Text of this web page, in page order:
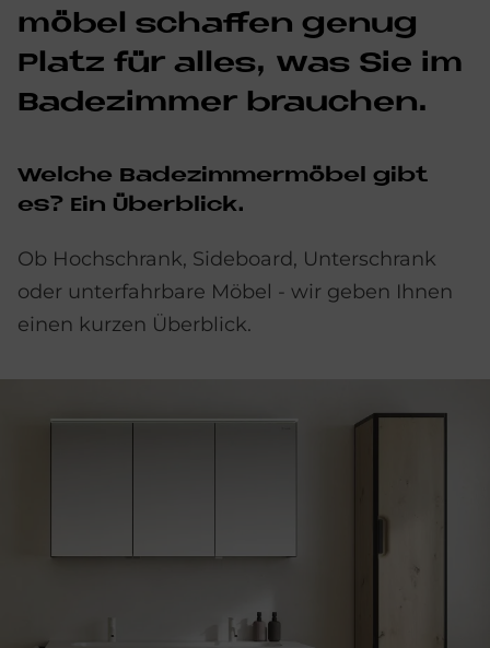
mö­bel schaf­fen ge­n­ug
Pla­tz für al­les, was Sie im
Ba­de­zim­mer brau­chen.
Wel­che Ba­de­zim­mer­mö­bel gibt
es? Ein Über­bli­ck.
Ob Hochschrank, Sideboard, Unterschrank
oder unterfahrbare Möbel - wir geben Ihnen
einen kurzen Überblick.